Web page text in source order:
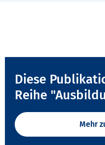
Diese
Reihe
Mehr